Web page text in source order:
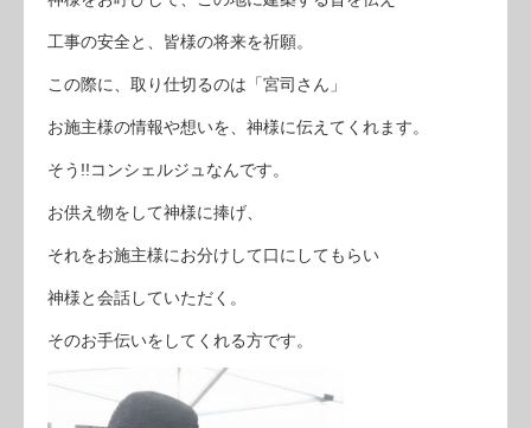
工事の安全と、皆様の将来を祈願。
この際に、取り仕切るのは「宮司さん」
お施主様の情報や想いを、神様に伝えてくれます。
そう!!コンシェルジュなんです。
お供え物をして神様に捧げ、
それをお施主様にお分けして口にしてもらい
神様と会話していただく。
そのお手伝いをしてくれる方です。